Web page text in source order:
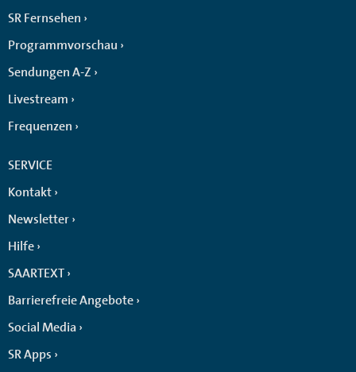
SR Fernsehen
Programmvorschau
Sendungen A-Z
Livestream
Frequenzen
SERVICE
Kontakt
Newsletter
Hilfe
SAARTEXT
Barrierefreie Angebote
Social Media
SR Apps